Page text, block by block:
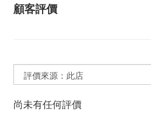
顧客評價
尚未有任何評價